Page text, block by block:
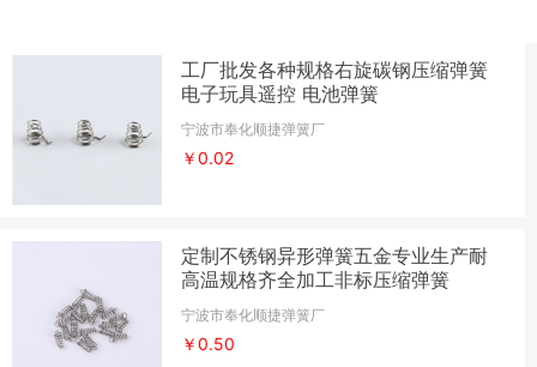
工厂批发各种规格右旋碳钢压缩弹簧
电子玩具遥控 电池弹簧
宁波市奉化顺捷弹簧厂
￥0.02
定制不锈钢异形弹簧五金专业生产耐
高温规格齐全加工非标压缩弹簧
宁波市奉化顺捷弹簧厂
￥0.50